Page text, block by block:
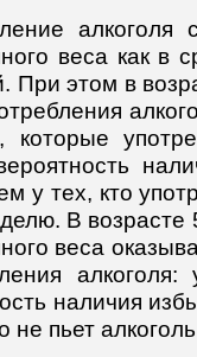
алкоголя
веса как в
При этом в
которые
у тех, кто
В
веса
наличия
не пьет